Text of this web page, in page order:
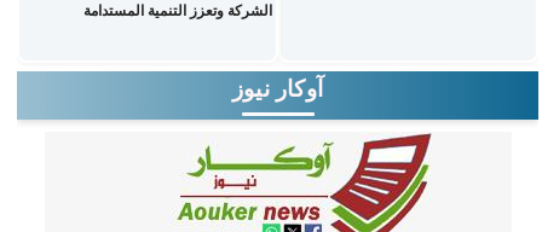
الشركة وتعزز التنمية المستدامة
آوكار نيوز